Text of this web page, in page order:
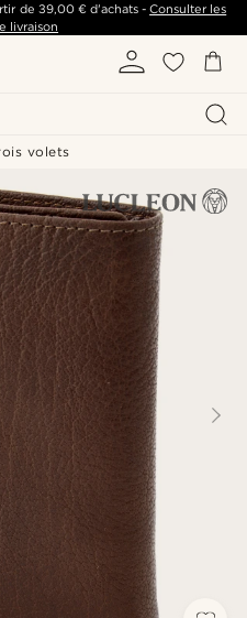
de 39,00 €d'achats -Consulter les
livraison
volets